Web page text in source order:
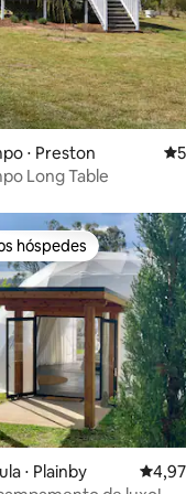
⋅ Preston 5
Long Table
de 5, 87 avaliações
hóspedes
hóspedes
⋅ Plainby 4,97